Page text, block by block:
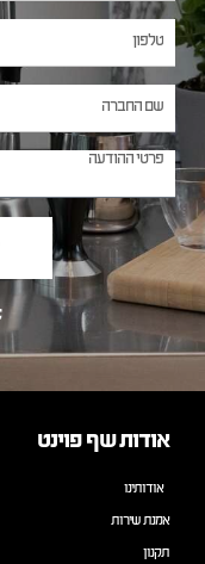
אודות שף פוינט
אודותינו
אמנת שירות
תקנון